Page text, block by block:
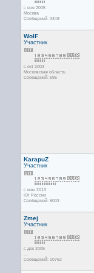
с ноя 2005
Москва
Сообщений: 3348
WolF
Участник
с окт 2003
Московская область
Сообщений: 595
KarapuZ
Участник
с июн 2013
Юг России
Сообщений: 6003
Zmej
Участник
с дек 2005
...
Сообщений: 10762